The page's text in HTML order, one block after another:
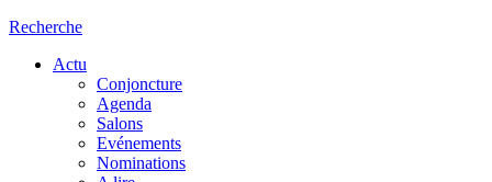
Recherche
Actu
Conjoncture
Agenda
Salons
Evénements
Nominations